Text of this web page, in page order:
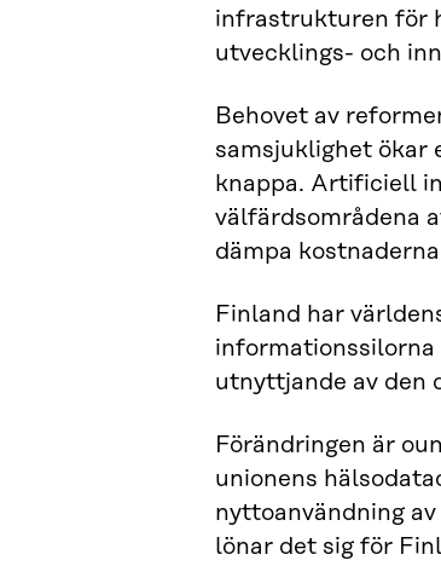
infrastrukturen för
utvecklings- och
Behovet av
samsjuklighet ökar
knappa. Artificiell
välfärdsområdena
dämpa
Finland har
utnyttjande av den
Förändringen är
unionens
nyttoanvändning
lönar det sig för